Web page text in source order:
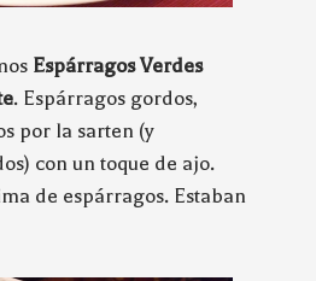
Espárragos Verdes
. Espárragos gordos,
por la sarten (y
con un toque de ajo.
de espárragos. Estaban